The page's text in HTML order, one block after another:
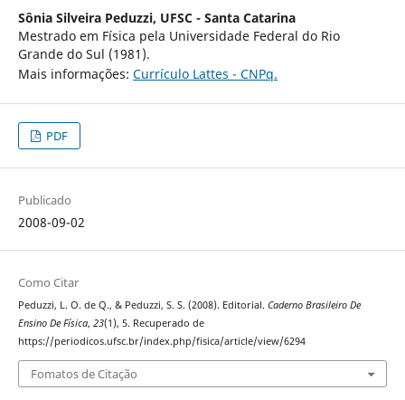
Sônia Silveira Peduzzi, UFSC - Santa Catarina
Mestrado em Física pela Universidade Federal do Rio
Grande do Sul (1981).
Mais informações: Currículo Lattes - CNPq.
PDF
Publicado
2008-09-02
Como Citar
Peduzzi, L. O. de Q., & Peduzzi, S. S. (2008). Editorial. Caderno Brasileiro De
Ensino De Física, 23(1), 5. Recuperado de
https://periodicos.ufsc.br/index.php/fisica/article/view/6294
Fomatos de Citação